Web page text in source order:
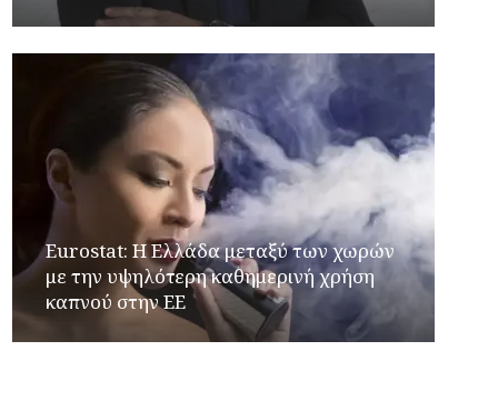
Eurostat: Η Ελλάδα μεταξύ των χωρών
με την υψηλότερη καθημερινή χρήση
καπνού στην ΕΕ